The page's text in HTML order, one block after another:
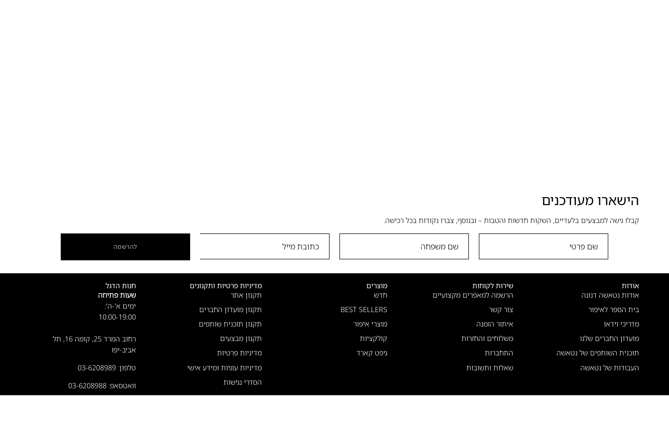
הישארו מעודכנים
קבלו גישה למבצעים בלעדיים, השקות חדשות והטבות – ובנוסף, צברו נקודות בכל רכישה.
להרשמה
אודות
אודות נטאשה דנונה
בית הספר לאיפור
מדריכי וידאו
מועדון החברים שלנו
תוכנית השותפים של נטאשה
העבודות של נטאשה
שירות לקוחות
הרשמה למאפרים מקצועיים
צור קשר
איתור הזמנה
משלוחים והחזרות
התחברות
שאלות ותשובות
מוצרים
חדש
BEST SELLERS
מוצרי איפור
קולקציות
גיפט קארד
מדיניות פרטיות ותקנונים
תקנון אתר
תקנון מועדון החברים
תקנון תוכנית שותפים
תקנון מבצעים
מדיניות פרטיות
מדיניות עוגיות ומידע אישי
הסדרי נגישות
חנות הדגל
שעות פתיחה
ימים א'-ה':
10:00-19:00
רחוב המרד 25, קומה 16, תל
אביב-יפו
טלפון: 03-6208989
וואטסאפ: 03-6208988